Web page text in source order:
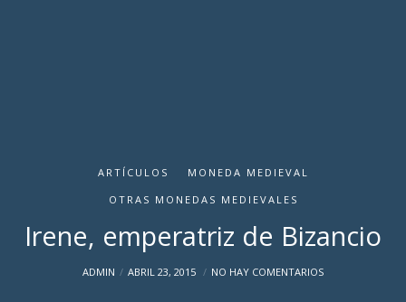
ARTÍCULOS
MONEDA MEDIEVAL
OTRAS MONEDAS MEDIEVALES
Irene, emperatriz de Bizancio
ADMIN ABRIL 23, 2015 NO HAY COMENTARIOS